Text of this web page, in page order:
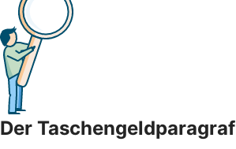
Der Taschengeldparagraf